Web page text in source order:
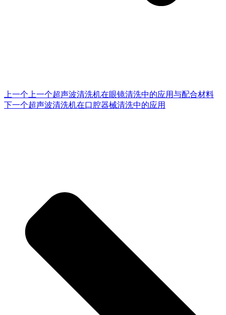
上一个 上一个超声波清洗机在眼镜清洗中的应用与配合材料
下一个超声波清洗机在口腔器械清洗中的应用